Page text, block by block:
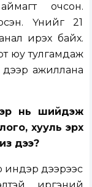
очсон.
Үүнийг 21
ирэх байх.
юу тулгамдаж
дээр ажиллана
нь шийдэж
хууль эрх
дээ?
индэр дээрээс